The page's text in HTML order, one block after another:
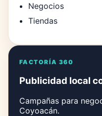
Negocios
Tiendas
FACTORÍA 360
Publicidad local
Campañas para
Coyoacán.